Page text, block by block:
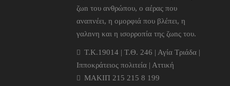
ζωn του ανθρώπου, ο αέρας που
αναπνέει, η ομορφιά που βλέπει, η
γαλnνη και η ισορροπία της ζωnς του.
T.K.19014 | Τ.Θ. 246 | Αγία Τριάδα |
Ιπποκράτειος πολιτεία | Αττική
ΜΑΚΙΠ 215 215 8 199